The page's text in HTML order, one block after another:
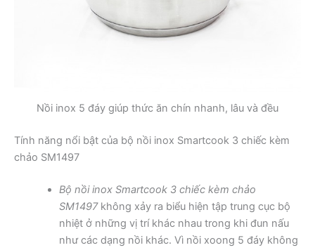
Nồi inox 5 đáy giúp thức ăn chín nhanh, lâu và đều
Tính năng nổi bật của bộ nồi inox Smartcook 3 chiếc kèm
chảo SM1497
Bộ nồi inox Smartcook 3 chiếc kèm chảo
SM1497không xảy ra biểu hiện tập trung cục bộ
nhiệt ở những vị trí khác nhau trong khi đun nấu
như các dạng nồi khác. Vì nồi xoong 5 đáy không